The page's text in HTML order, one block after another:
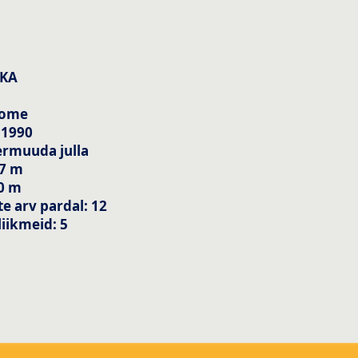
julla
m
m
arv pardal: 12
5